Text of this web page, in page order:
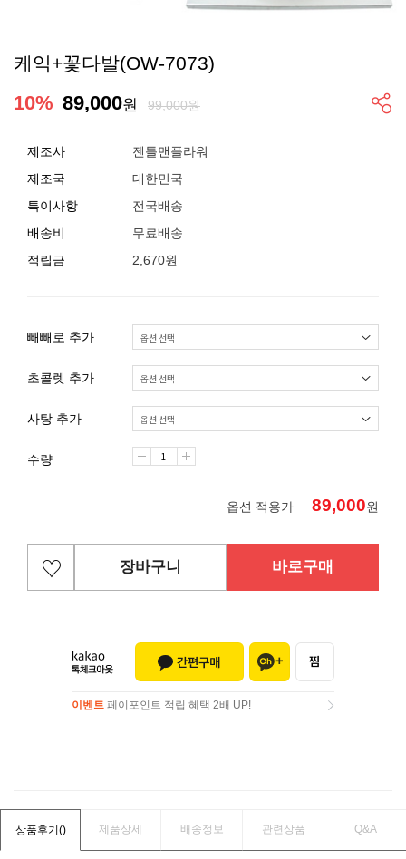
케익+꽃다발(OW-7073)
10% 89,000원 99,000원
제조사
젠틀맨플라워
제조국
대한민국
특이사항
전국배송
배송비
무료배송
적립금
2,670원
빼빼로 추가
초콜렛 추가
사탕 추가
수량
옵션 적용가 89,000원
장바구니 바로구매
이벤트 페이포인트 적립 혜택 2배 UP!
상품후기() 제품상세 배송정보 관련상품 Q&A